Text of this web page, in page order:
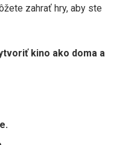
zahrať hry, aby ste
kino ako doma a